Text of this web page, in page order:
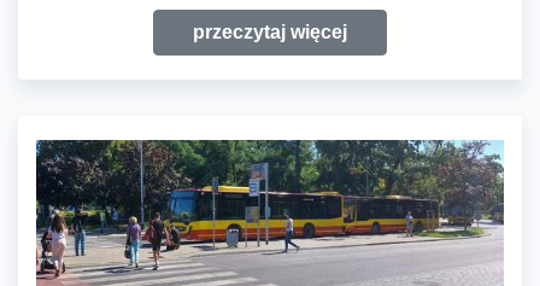
przeczytaj więcej